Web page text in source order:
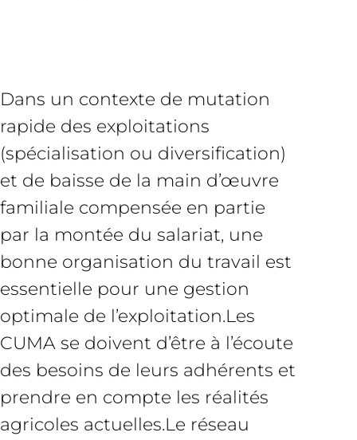
Dans un contexte de mutation
rapide des exploitations
(spécialisation ou diversification)
et de baisse de la main d’œuvre
familiale compensée en partie
par la montée du salariat, une
bonne organisation du travail est
essentielle pour une gestion
optimale de l’exploitation.Les
CUMA se doivent d’être à l’écoute
des besoins de leurs adhérents et
prendre en compte les réalités
agricoles actuelles.Le réseau